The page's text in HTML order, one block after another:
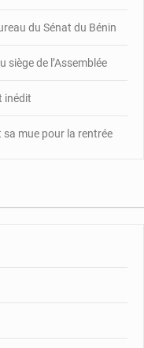
du Sénat du Bénin
siège de l’Assemblée
inédit
sa mue pour la rentrée